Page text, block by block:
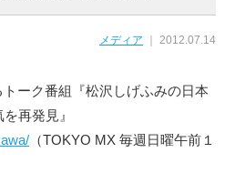
メディア ｜ 2012.07.14
ーク番組『松沢しげふみの日本
再発見』
（TOKYO MX 毎週日曜午前１